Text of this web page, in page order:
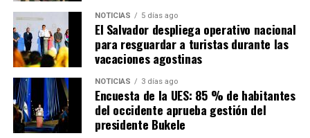
NOTICIAS 5 días ago
El Salvador despliega operativo nacional
para resguardar a turistas durante las
vacaciones agostinas
NOTICIAS 3 días ago
Encuesta de la UES: 85 % de habitantes
del occidente aprueba gestión del
presidente Bukele